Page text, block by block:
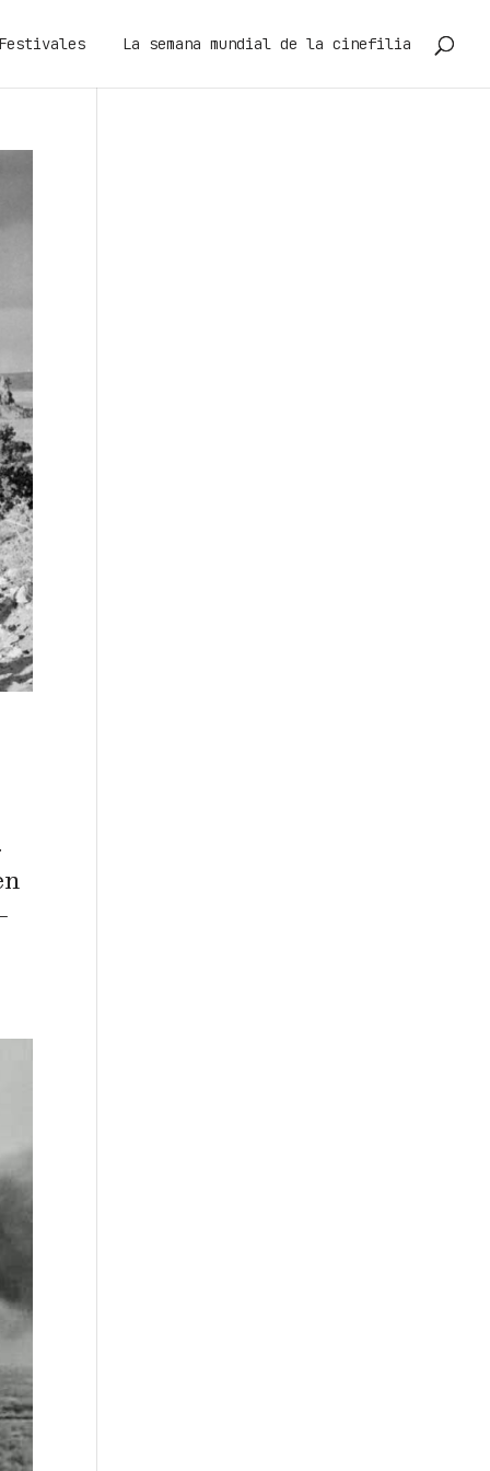
La semana mundial de la cinefilia